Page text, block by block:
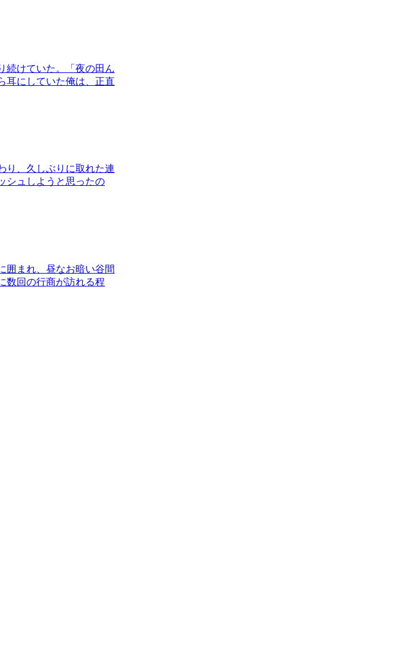
続けていた。「夜の田ん
耳にしていた俺は、正直
り、久しぶりに取れた連
シュしようと思ったの
囲まれ、昼なお暗い谷間
数回の行商が訪れる程